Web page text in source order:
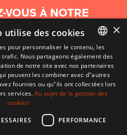
VOUS À NOTRE
S'abonner
BASQUE
FRENCH
×
utilise des cookies
pour personnaliser le contenu, les
Nous partageons également des
de notre site avec nos partenaires
peuvent les combiner avec d"autres
fournies ou qu"ils ont collectées lors
services.Au sujet de la gestion des
cookies
PERFORMANCE